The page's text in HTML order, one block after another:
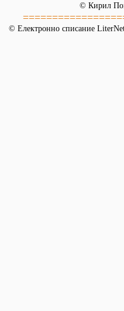
© Кирил
© Електронно списание